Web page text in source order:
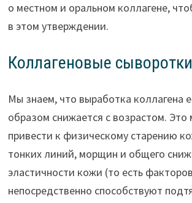
о местном и оральном коллагене,
в этом утверждении.
Коллагеновые
Мы знаем, что выработка коллагена
образом снижается с возрастом. Это
привести к физическому старению
тонких линий, морщин и общего
эластичности кожи (то есть
непосредственно способствуют